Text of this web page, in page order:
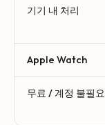
기기 내 처리
Apple Watch
무료 / 계정 불필요